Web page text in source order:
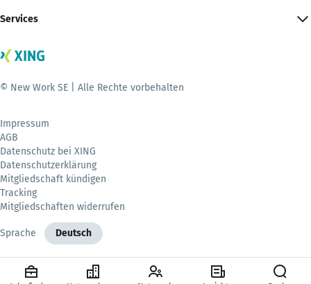
Services
© New Work SE | Alle Rechte vorbehalten
Impressum
AGB
Datenschutz bei XING
Datenschutzerklärung
Mitgliedschaft kündigen
Tracking
Mitgliedschaften widerrufen
Sprache Deutsch